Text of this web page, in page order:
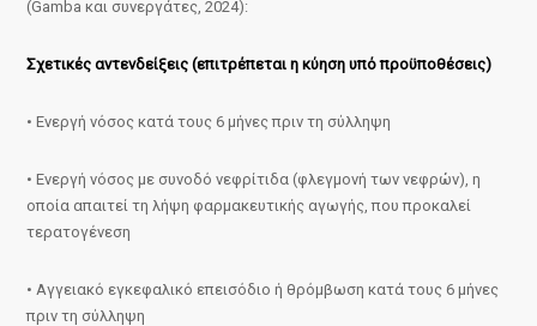
(Gamba και συνεργάτες, 2024):
Σχετικές αντενδείξεις (επιτρέπεται η κύηση υπό προϋποθέσεις)
• Ενεργή νόσος κατά τους 6 μήνες πριν τη σύλληψη
• Ενεργή νόσος με συνοδό νεφρίτιδα (φλεγμονή των νεφρών), η
οποία απαιτεί τη λήψη φαρμακευτικής αγωγής, που προκαλεί
τερατογένεση
• Αγγειακό εγκεφαλικό επεισόδιο ή θρόμβωση κατά τους 6 μήνες
πριν τη σύλληψη